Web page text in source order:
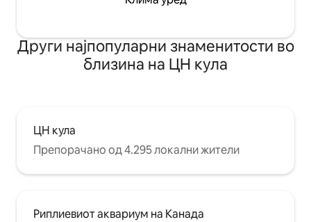
Други најпопуларни знаменитости во
близина на ЦН кула
ЦН кула
Препорачано од 4.295 локални жители
Риплиевиот аквариум на Канада